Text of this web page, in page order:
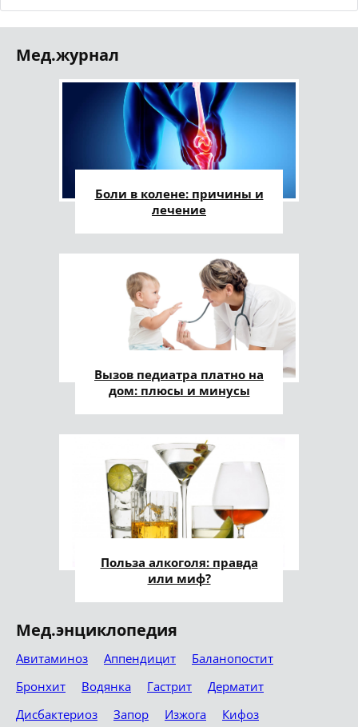
Мед.журнал
Боли в колене: причины и
лечение
Вызов педиатра платно на
дом: плюсы и минусы
Польза алкоголя: правда
или миф?
Мед.энциклопедия
Авитаминоз Аппендицит
Баланопостит
Бронхит
Водянка Гастрит
Дерматит
Дисбактериоз
Запор Изжога
Кифоз